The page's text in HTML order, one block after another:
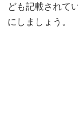
ども記載されて
にしましょう。